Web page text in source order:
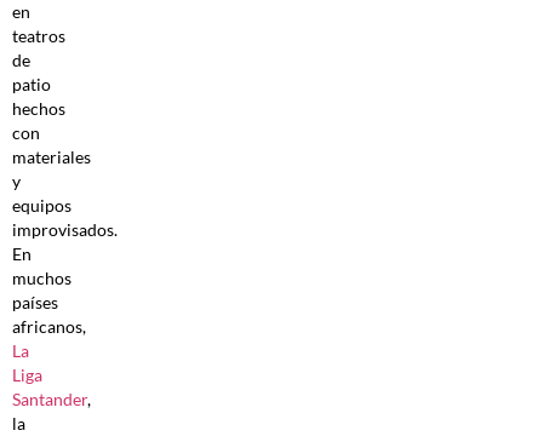
en
teatros
de
patio
hechos
con
materiales
y
equipos
improvisados.
En
muchos
países
africanos,
La
Liga
Santander,
la